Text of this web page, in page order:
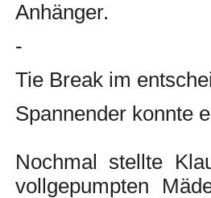
Anhänger.
-
Tie Break im
Spannender konnte
Nochmal stellte
vollgepumpten